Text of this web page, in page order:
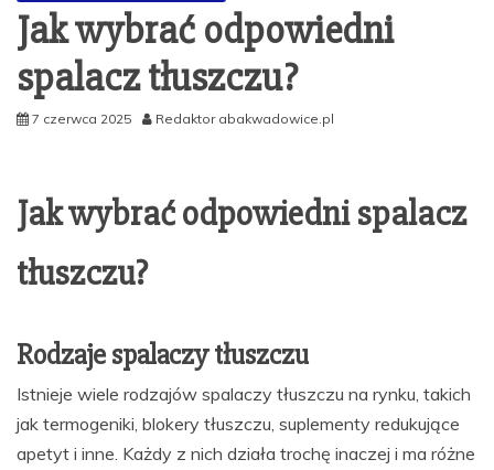
Jak wybrać odpowiedni
spalacz tłuszczu?
7 czerwca 2025 Redaktor abakwadowice.pl
Jak wybrać odpowiedni spalacz
tłuszczu?
Rodzaje spalaczy tłuszczu
Istnieje wiele rodzajów spalaczy tłuszczu na rynku, takich
jak termogeniki, blokery tłuszczu, suplementy redukujące
apetyt i inne. Każdy z nich działa trochę inaczej i ma różne